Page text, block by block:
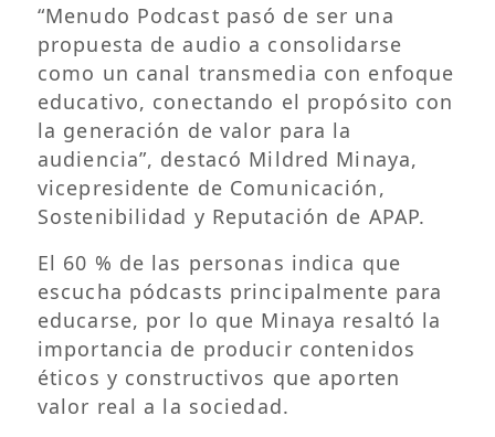
“Menudo Podcast pasó de ser una
propuesta de audio a consolidarse
como un canal transmedia con enfoque
educativo, conectando el propósito con
la generación de valor para la
audiencia”, destacó Mildred Minaya,
vicepresidente de Comunicación,
Sostenibilidad y Reputación de APAP.
El 60 % de las personas indica que
escucha pódcasts principalmente para
educarse, por lo que Minaya resaltó la
importancia de producir contenidos
éticos y constructivos que aporten
valor real a la sociedad.